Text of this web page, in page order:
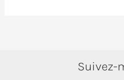
Suivez-